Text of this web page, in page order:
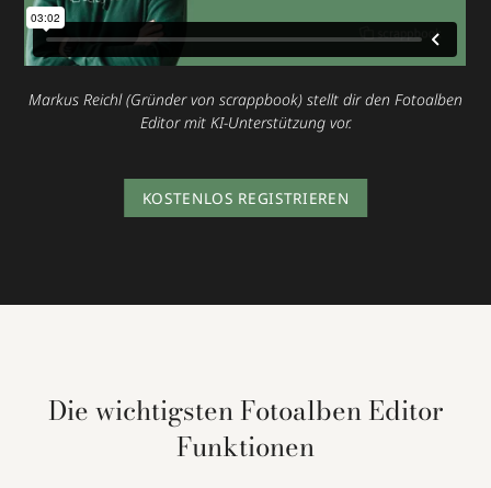
Markus Reichl (Gründer von scrappbook) stellt dir den Fotoalben
Editor mit KI-Unterstützung vor.
KOSTENLOS REGISTRIEREN
Die wichtigsten Fotoalben Editor
Funktionen